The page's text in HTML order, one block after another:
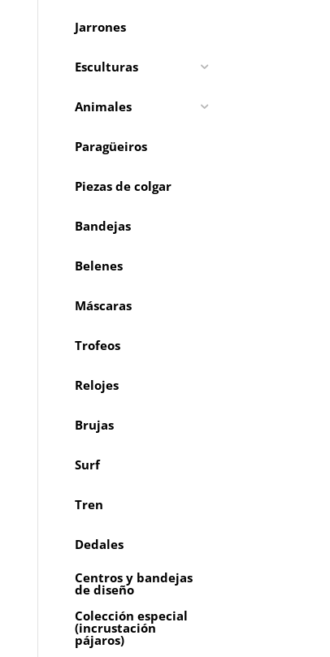
Jarrones
Esculturas
Animales
Paragüeiros
Piezas de colgar
Bandejas
Belenes
Máscaras
Trofeos
Relojes
Brujas
Surf
Tren
Dedales
Centros y bandejas
de diseño
Colección especial
(incrustación
pájaros)